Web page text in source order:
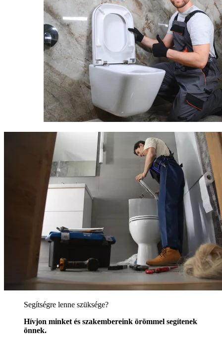
Segítségre lenne szüksége?
Hívjon minket és szakembereink örömmel segítenek
önnek.